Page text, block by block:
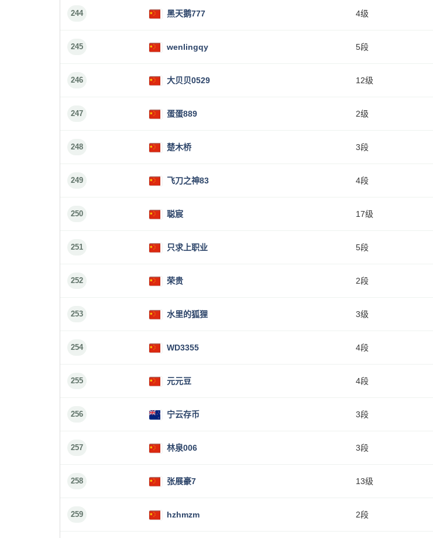
244 黑天鹅777 4级
245 wenlingqy 5段
246 大贝贝0529 12级
247 蛋蛋889 2级
248 楚木桥 3段
249 飞刀之神83 4段
250 聪宸 17级
251 只求上职业 5段
252 荣贵 2段
253 水里的狐狸 3级
254 WD3355 4段
255 元元豆 4段
256 宁云存币 3段
257 林泉006 3段
258 张展豪7 13级
259 hzhmzm 2段